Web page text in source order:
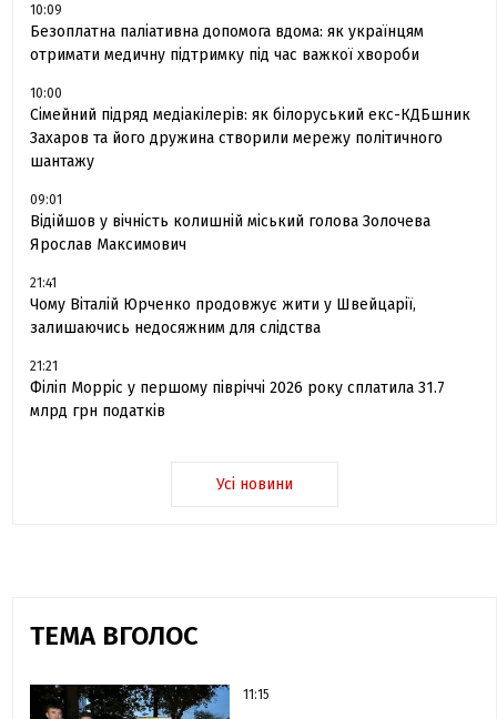
10:09
Безоплатна паліативна допомога вдома: як українцям
отримати медичну підтримку під час важкої хвороби
10:00
Сімейний підряд медіакілерів: як білоруський екс-КДБшник
Захаров та його дружина створили мережу політичного
шантажу
09:01
Відійшов у вічність колишній міський голова Золочева
Ярослав Максимович
21:41
Чому Віталій Юрченко продовжує жити у Швейцарії,
залишаючись недосяжним для слідства
21:21
Філіп Морріс у першому півріччі 2026 року сплатила 31.7
млрд грн податків
Усі новини
ТЕМА ВГОЛОС
11:15